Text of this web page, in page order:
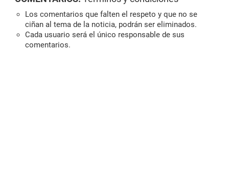
Los comentarios que falten el respeto y que no se
ciñan al tema de la noticia, podrán ser eliminados.
Cada usuario será el único responsable de sus
comentarios.